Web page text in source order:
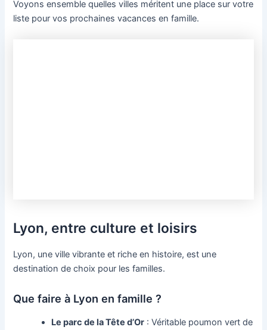
Voyons ensemble quelles villes méritent une place sur votre
liste pour vos prochaines vacances en famille.
Lyon, entre culture et loisirs
Lyon, une ville vibrante et riche en histoire, est une
destination de choix pour les familles.
Que faire à Lyon en famille ?
Le parc de la Tête d’Or : Véritable poumon vert de